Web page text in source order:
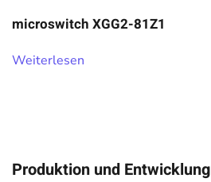
microswitch XGG2-81Z1
Weiterlesen
Produktion und Entwicklung